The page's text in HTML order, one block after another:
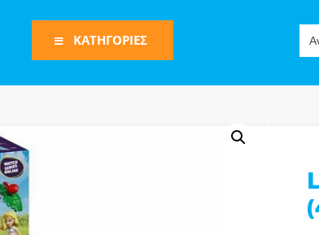
for:
ΚΑΤΗΓΟΡΙΕΣ
Φιγούρες Δράσης
Φιγούρες
Τρένα